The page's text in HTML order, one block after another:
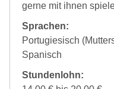
gerne mit ihnen
Sprachen:
Portugiesisch
Spanisch
Stundenlohn: